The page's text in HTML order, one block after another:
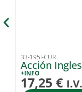
33-195I-CUR
Acción
+INFO
17,25 €